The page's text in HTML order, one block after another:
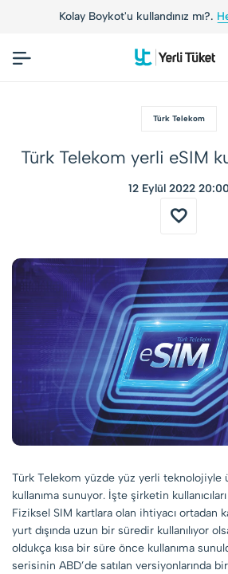
kullandınız mı?.Hemen dene!
Türk Telekom
Türk Telekom yerli eSIM
12 Eylül 2022
Türk Telekom yüzde yüz yerli teknolojiyle
kullanıma sunuyor. İşte şirketin
Fiziksel SIM kartlara olan ihtiyacı ortadan
yurt dışında uzun bir süredir kullanılıyor
oldukça kısa bir süre önce kullanıma
serisinin ABD’de satılan versiyonlarında